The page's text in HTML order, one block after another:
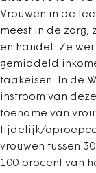
Vrouwen in de
meest in de zorg,
en handel. Ze
gemiddeld
taakeisen. In de
instroom van
toename van
tijdelijk/
vrouwen tussen
100 procent van